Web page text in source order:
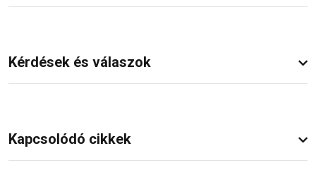
Kérdések és válaszok
Kapcsolódó cikkek